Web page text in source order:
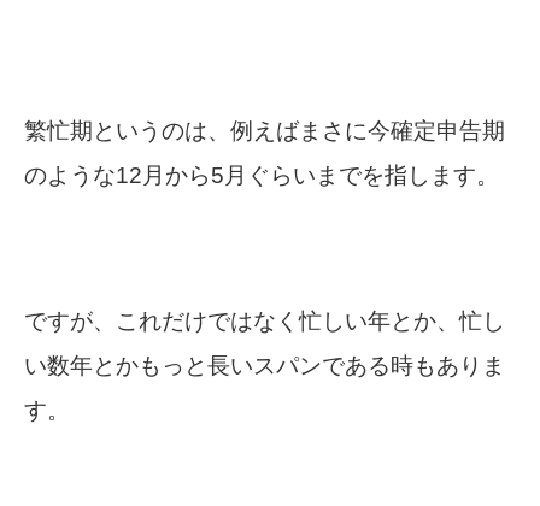
繁忙期というのは、例えばまさに今確定申告期
のような12月から5月ぐらいまでを指します。
ですが、これだけではなく忙しい年とか、忙し
い数年とかもっと長いスパンである時もありま
す。